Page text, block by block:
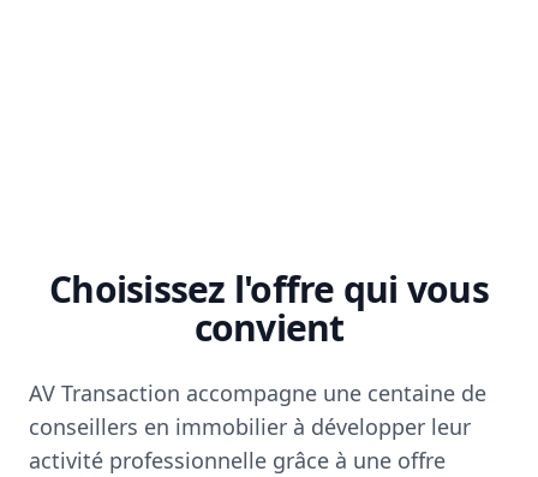
Choisissez l'offre qui vous
convient
AV Transaction accompagne une centaine de
conseillers en immobilier à développer leur
activité professionnelle grâce à une offre